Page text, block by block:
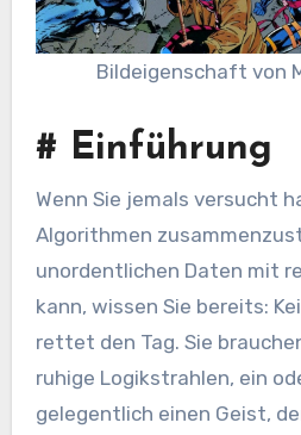
Bildeigenschaft von
# Einführung
Wenn Sie jemals versucht
Algorithmen
unordentlichen Daten mit
kann, wissen Sie bereits:
rettet den Tag. Sie
ruhige Logikstrahlen, ein
gelegentlich einen Geist,